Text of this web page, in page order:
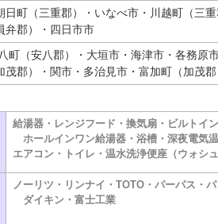
町（三重郡）・いなべ市・川越町（三
弁郡）・四日市市
町（安八郡）・大垣市・海津市・各務原
茂郡）・関市・多治見市・富加町（加茂
給湯器・レンジフード・換気扇・ビルトイ
ホールインワン給湯器・浴槽・深夜電気
エアコン・トイレ・温水洗浄便座（ウォシ
ノーリツ・リンナイ・TOTO・パーパス・
ダイキン・富士工業